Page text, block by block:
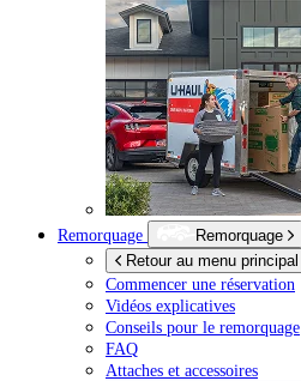
Remorquage
Remorquage
Retour au menu principal
Commencer une réservation
Vidéos explicatives
Conseils pour le remorquage
FAQ
Attaches et accessoires